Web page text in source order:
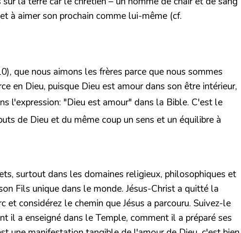
à aimer son prochain comme lui-même (cf.
que nous aimons les frères parce que nous sommes
en Dieu, puisque Dieu est amour dans son être intérieur,
l'expression: "Dieu est amour" dans la Bible. C'est le
de Dieu et du même coup un sens et un équilibre à
surtout dans les domaines religieux, philosophiques et
Fils unique dans le monde. Jésus-Christ a quitté la
considérez le chemin que Jésus a parcouru. Suivez-le
il a enseigné dans le Temple, comment il a préparé ses